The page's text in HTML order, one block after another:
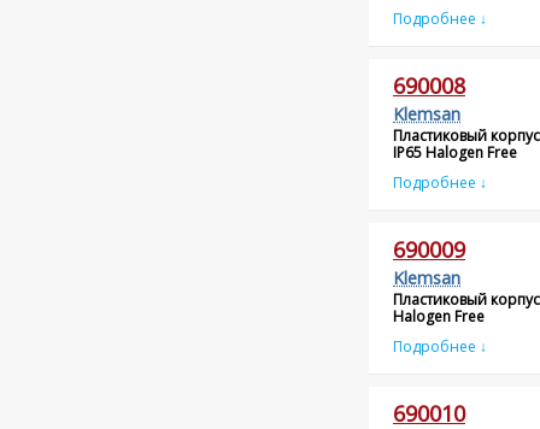
Подробнее ↓
690008
Klemsan
Пластиковый
IP65 Halogen Free
Подробнее ↓
690009
Klemsan
Пластиковый
Halogen Free
Подробнее ↓
690010